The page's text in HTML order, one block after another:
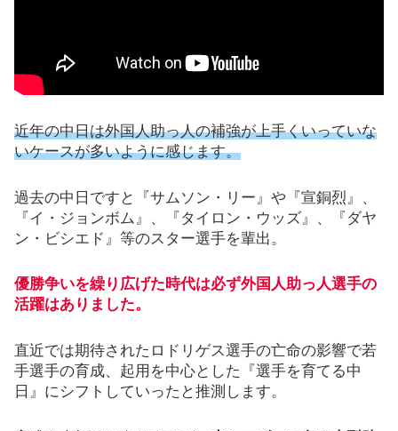
近年の中日は外国人助っ人の補強が上手くいっていな
いケースが多いように感じます。
過去の中日ですと『サムソン・リー』や『宣銅烈』、
『イ・ジョンボム』、『タイロン・ウッズ』、『ダヤ
ン・ビシエド』等のスター選手を輩出。
優勝争いを繰り広げた時代は必ず外国人助っ人選手の
活躍はありました。
直近では期待されたロドリゲス選手の亡命の影響で若
手選手の育成、起用を中心とした『選手を育てる中
日』にシフトしていったと推測します。